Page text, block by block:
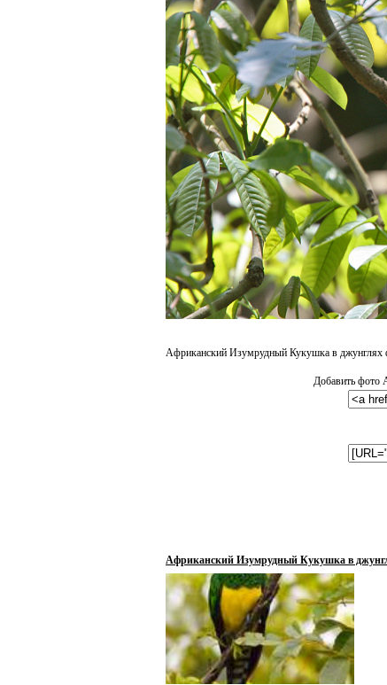
Африканский Изумрудный Кукушка в джунглях
Добавить фото
Африканский Изумрудный Кукушка в